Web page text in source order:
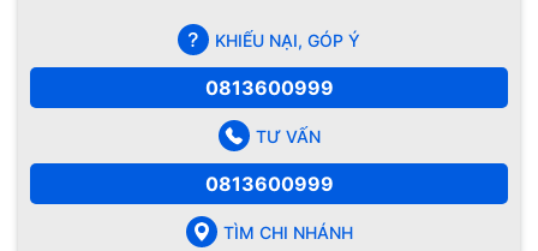
KHIẾU NẠI, GÓP Ý
0813600999
TƯ VẤN
0813600999
TÌM CHI NHÁNH